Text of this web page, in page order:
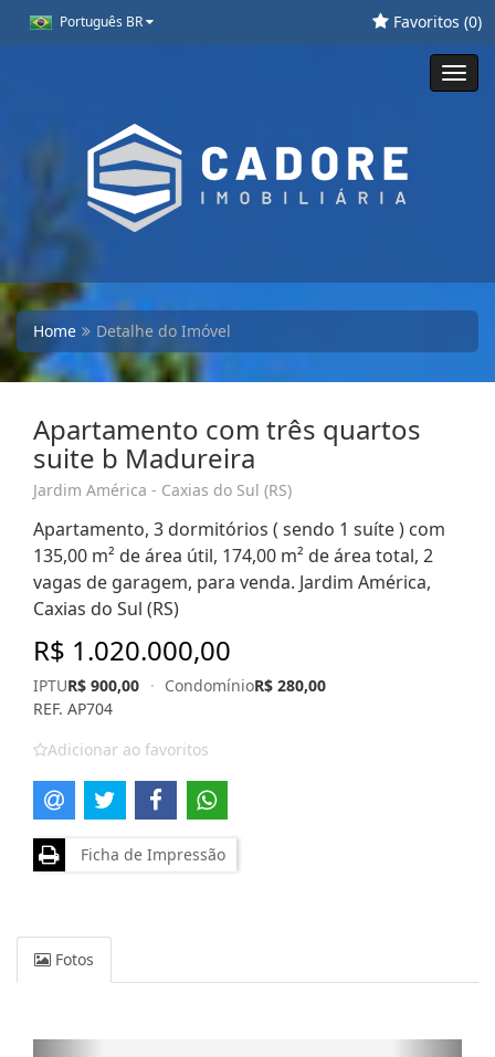
Português BR Favoritos (0)
Home Detalhe do Imóvel
Apartamento com três quartos
suite b Madureira
Jardim América - Caxias do Sul (RS)
Apartamento, 3 dormitórios ( sendo 1 suíte ) com
135,00 m² de área útil, 174,00 m² de área total, 2
vagas de garagem, para venda. Jardim América,
Caxias do Sul (RS)
R$ 1.020.000,00
IPTUR$ 900,00 · CondomínioR$ 280,00
REF. AP704
Adicionar ao favoritos
Ficha de Impressão
Fotos